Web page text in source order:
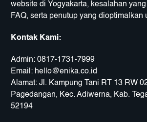
website di Yogyakarta, kesalahan
FAQ, serta penutup yang dioptimalkan
Kontak Kami:
Admin:0817-1731-7999
Email: hello@enika.co.id
Alamat: Jl. Kampung Tani RT 13 RW
Pagedangan, Kec. Adiwerna, Kab.
52194